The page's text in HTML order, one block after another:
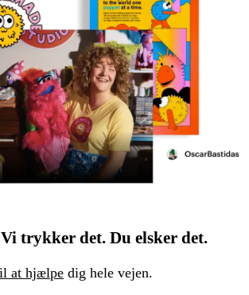
trykker det. Du elsker det.
at hjælpe dig hele vejen.